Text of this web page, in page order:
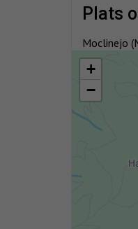
plats
Moclinejo
+
−